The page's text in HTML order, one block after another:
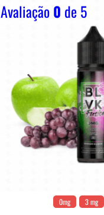
Avaliação0 de 5
0mg 3 mg